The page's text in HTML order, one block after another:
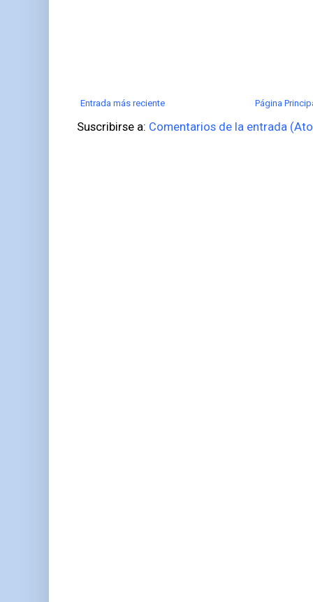
Entrada más reciente Página
Suscribirse a: Comentarios de la entrada